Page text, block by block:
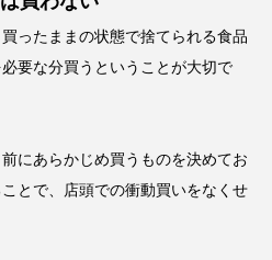
ったままの状態で捨てられる食品
要な分買うということが大切で
にあらかじめ買うものを決めてお
とで、店頭での衝動買いをなくせ